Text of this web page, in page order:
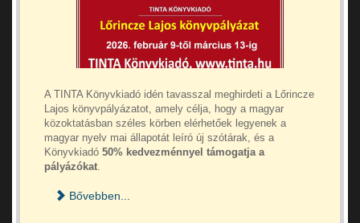
A TINTA Könyvkiadó idén tavasszal meghirdeti a Lőrincze
Lajos könyvpályázatot, amely célja, hogy a magyar
közoktatásban széles körben elérhetőek legyenek a
magyar nyelv mai állapotát leíró új szótárak, és a
Könyvkiadó 50% kedvezménnyel támogatja a
pályázókat.
Bővebben...